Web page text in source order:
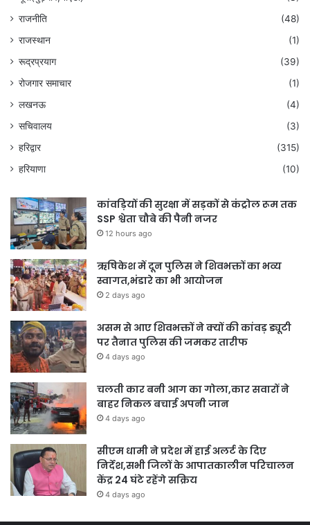
राजनीति
(48)
राजस्थान
(1)
रूद्रप्रयाग
(39)
रोजगार समाचार
(1)
लखनऊ
(4)
सचिवालय
(3)
हरिद्वार
(315)
हरियाणा
(10)
कांवड़ियों की सुरक्षा में सड़कों से कंट्रोल रूम तक
SSP श्वेता चौबे की पैनी नजर
12 hours ago
ऋषिकेश में दून पुलिस ने शिवभक्तों का भव्य
स्वागत,भंडारे का भी आयोजन
2 days ago
असम से आए शिवभक्तों ने क्यों की कांवड़ ड्यूटी
पर तैनात पुलिस की जमकर तारीफ
4 days ago
चलती कार बनी आग का गोला,कार सवारों ने
बाहर निकल बचाई अपनी जान
4 days ago
सीएम धामी ने प्रदेश में हाई अलर्ट के दिए
निर्देश,सभी जिलों के आपातकालीन परिचालन
केंद्र 24 घंटे रहेंगे सक्रिय
4 days ago